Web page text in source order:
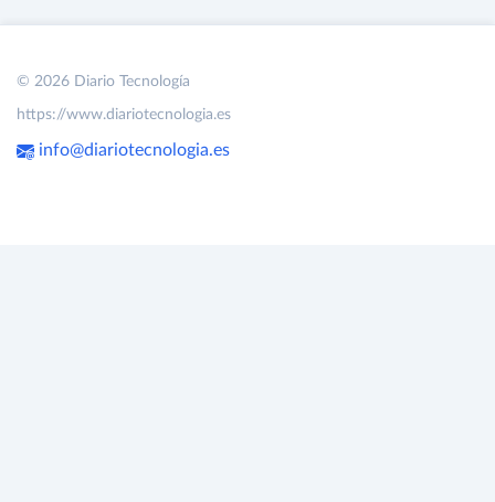
© 2026 Diario Tecnología
https://www.diariotecnologia.es
info@diariotecnologia.es